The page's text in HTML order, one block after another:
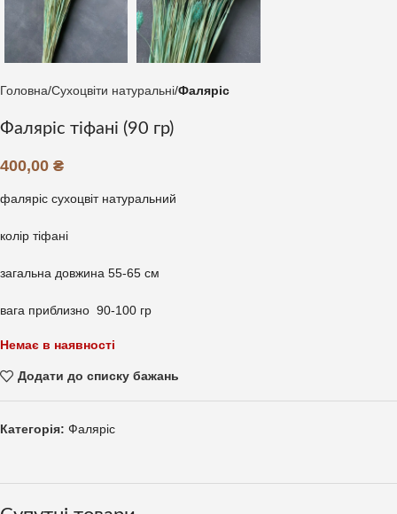
Головна Сухоцвіти натуральні Фаляріс
Фаляріс тіфані (90 гр)
400,00 ₴
фаляріс сухоцвіт натуральний
колір тіфані
загальна довжина 55-65 см
вага приблизно 90-100 гр
Немає в наявності
Додати до списку бажань
Категорія: Фаляріс